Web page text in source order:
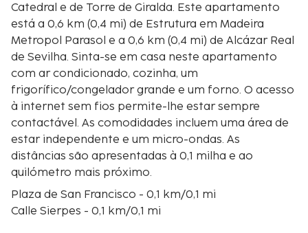
Catedral e de Torre de Giralda. Este apartamento
está a 0,6 km (0,4 mi) de Estrutura em Madeira
Metropol Parasol e a 0,6 km (0,4 mi) de Alcázar Real
de Sevilha. Sinta-se em casa neste apartamento
com ar condicionado, cozinha, um
frigorífico/congelador grande e um forno. O acesso
à internet sem fios permite-lhe estar sempre
contactável. As comodidades incluem uma área de
estar independente e um micro-ondas. As
distâncias são apresentadas à 0,1 milha e ao
quilómetro mais próximo.
Plaza de San Francisco - 0,1 km/0,1 mi
Calle Sierpes - 0,1 km/0,1 mi